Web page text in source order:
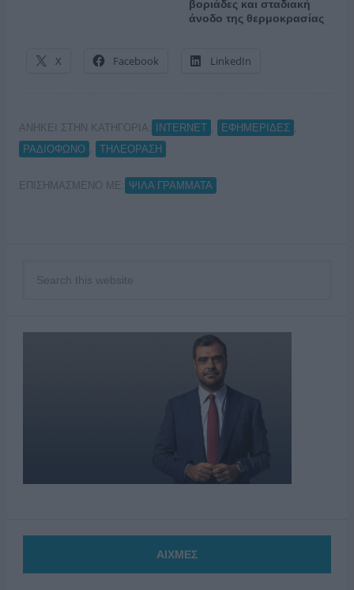
βοριάδες και σταδιακή
άνοδο της θερμοκρασίας
X Facebook LinkedIn
ΑΝΗΚΕΙ ΣΤΗΝ ΚΑΤΗΓΟΡΙΑ: INTERNET ΕΦΗΜΕΡΙΔΕΣ
ΡΑΔΙΟΦΩΝΟ
ΤΗΛΕΟΡΑΣΗ
ΕΠΙΣΗΜΑΣΜΕΝΟ ΜΕ: ΨΙΛΑ ΓΡΑΜΜΑΤΑ
ΑΙΧΜΕΣ